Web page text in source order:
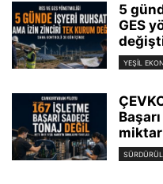
5
GES
YEŞIL